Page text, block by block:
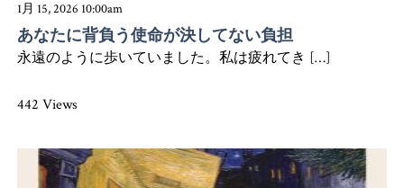
1月 15, 2026 10:00am
あなたに背負う使命が決してない負担
永遠のように歩いていました。私は疲れてき […]
442 Views